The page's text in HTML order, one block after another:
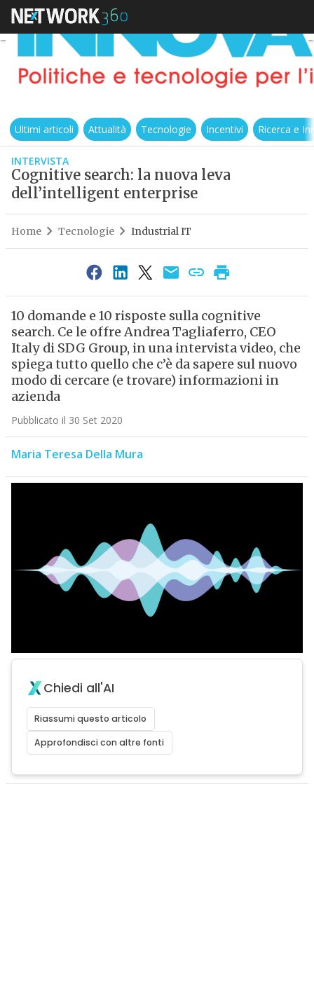
Ultimi articoli Attualità Tecnologie Incentivi Ricerca e
INTERVISTA
Cognitive search: la nuova leva
dell’intelligent enterprise
Home Tecnologie Industrial IT
10 domande e 10 risposte sulla cognitive
search. Ce le offre Andrea Tagliaferro, CEO
Italy di SDG Group, in una intervista video, che
spiega tutto quello che c’è da sapere sul nuovo
modo di cercare (e trovare) informazioni in
azienda
Pubblicato il 30 Set 2020
Maria Teresa Della Mura
Chiedi all'AI
Riassumi questo articolo
Approfondisci con altre fonti